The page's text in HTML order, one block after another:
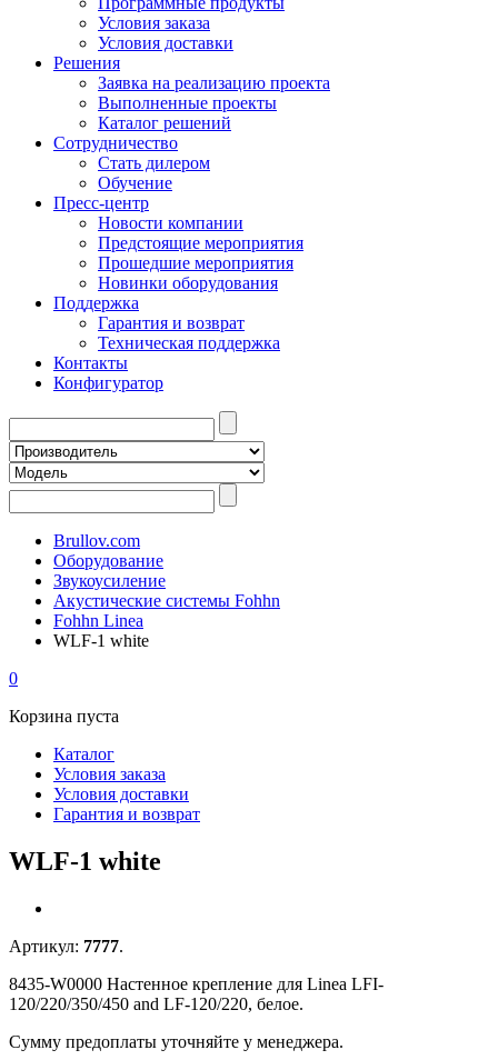
Условия заказа
Условия доставки
Решения
Заявка на реализацию проекта
Выполненные проекты
Каталог решений
Сотрудничество
Стать дилером
Обучение
Пресс-центр
Новости компании
Предстоящие мероприятия
Прошедшие мероприятия
Новинки оборудования
Поддержка
Гарантия и возврат
Техническая поддержка
Контакты
Конфигуратор
Brullov.com
Оборудование
Звукоусиление
Акустические системы Fohhn
Fohhn Linea
WLF-1 white
0
Корзина пуста
Каталог
Условия заказа
Условия доставки
Гарантия и возврат
WLF-1 white
Артикул: 7777.
8435-W0000 Настенное крепление для Linea LFI-
120/220/350/450 and LF-120/220, белое.
Сумму предоплаты уточняйте у менеджера.